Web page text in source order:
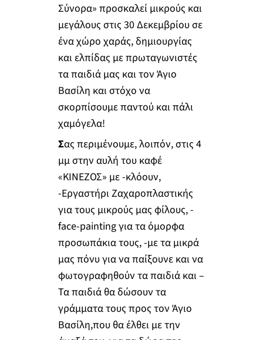
Σύνορα» προσκαλεί μικρούς και
μεγάλους στις 30 Δεκεμβρίου σε
ένα χώρο χαράς, δημιουργίας
και ελπίδας με πρωταγωνιστές
τα παιδιά μας και τον Άγιο
Βασίλη και στόχο να
σκορπίσουμε παντού και πάλι
χαμόγελα!
Σας περιμένουμε, λοιπόν, στις 4
μμ στην αυλή του καφέ
«ΚΙΝΕΖΟΣ» με -κλόουν,
-Εργαστήρι Ζαχαροπλαστικής
για τους μικρούς μας φίλους, -
face-painting για τα όμορφα
προσωπάκια τους, -με τα μικρά
μας πόνυ για να παίξουνε και να
φωτογραφηθούν τα παιδιά και –
Τα παιδιά θα δώσουν τα
γράμματα τους προς τον Άγιο
Βασίλη,που θα έλθει με την